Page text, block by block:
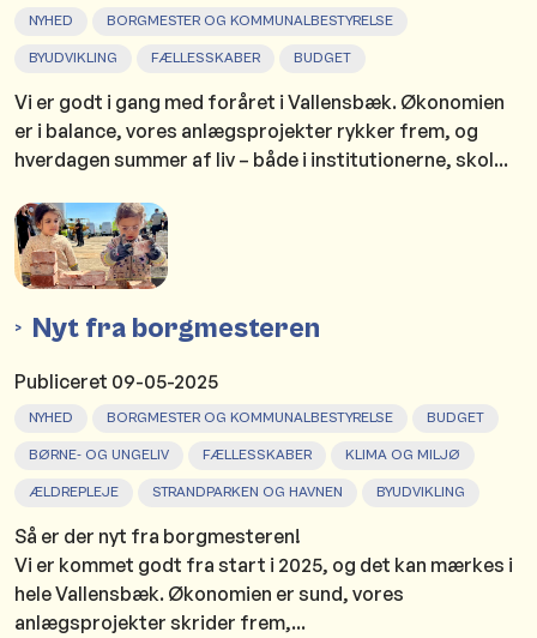
NYHED BORGMESTER OG KOMMUNALBESTYRELSE
BYUDVIKLING FÆLLESSKABER BUDGET
Vi er godt i gang med foråret i Vallensbæk. Økonomien
er i balance, vores anlægsprojekter rykker frem, og
hverdagen summer af liv – både i institutionerne, skol...
Nyt fra borgmesteren
Publiceret 09-05-2025
NYHED BORGMESTER OG KOMMUNALBESTYRELSE BUDGET
BØRNE- OG UNGELIV FÆLLESSKABER KLIMA OG MILJØ
ÆLDREPLEJE STRANDPARKEN OG HAVNEN BYUDVIKLING
Så er der nyt fra borgmesteren!
Vi er kommet godt fra start i 2025, og det kan mærkes i
hele Vallensbæk. Økonomien er sund, vores
anlægsprojekter skrider frem,...